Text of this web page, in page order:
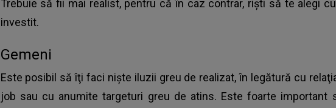
Trebuie să fii mai realist, pentru că în caz contrar, rişti să te alegi
investit.
Gemeni
Este posibil să îţi faci nişte iluzii greu de realizat, în legătură cu
job sau cu anumite targeturi greu de atins. Este foarte important